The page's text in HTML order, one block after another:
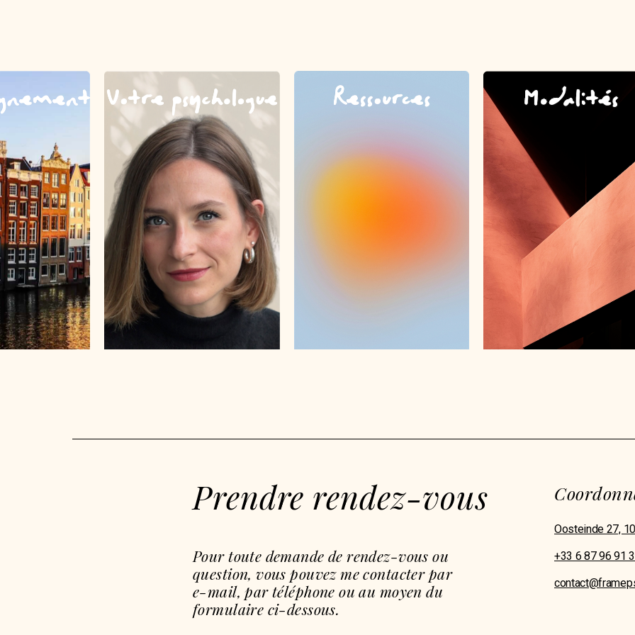
Votre
psychologue
Ressources Modalités
Prendre rendez-vous
Pour toute demande de rendez-vous ou
question, vous pouvez me contacter par
e-mail, par téléphone ou au moyen du
formulaire ci-dessous.
Oosteinde 27,
+33 6 87 96 91